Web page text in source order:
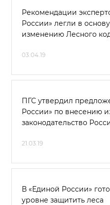
Рекомендации
России» легли в
изменению Лесного
03.04.19
ПГС утвердил
России» по внесению
законодательство
21.03.19
В «Единой России»
уровне защитить леса